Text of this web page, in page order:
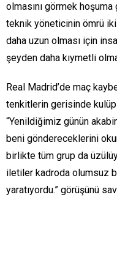
olmasını görmek
teknik yöneticinin ömrü
daha uzun olması için
şeyden daha kıymetli
Real Madrid’de maç
tenkitlerin gerisinde
“Yenildiğimiz günün
beni göndereceklerini
birlikte tüm grup da
iletiler kadroda olumsuz
yaratıyordu.” görüşünü